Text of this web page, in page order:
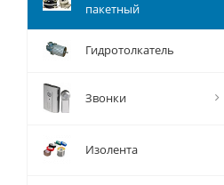
пакетный
Гидротолкатель
Звонки
Изолента